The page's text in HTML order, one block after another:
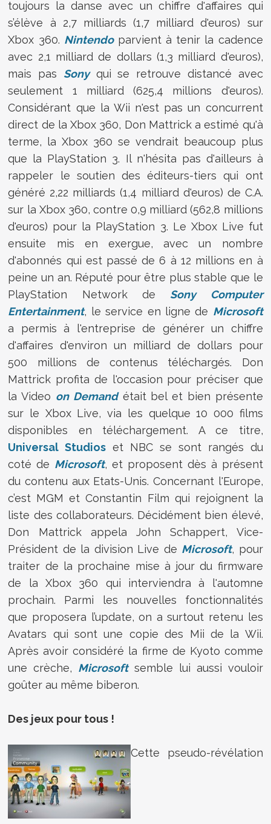
toujours la danse avec un chiffre d'affaires qui
s’élève à 2,7 milliards (1,7 milliard d'euros) sur
Xbox 360. Nintendoparvient à tenir la cadence
avec 2,1 milliard de dollars (1,3 milliard d'euros),
mais pas Sonyqui se retrouve distancé avec
seulement 1 milliard (625,4 millions d'euros).
Considérant que la Wii n'est pas un concurrent
direct de la Xbox 360, Don Mattrick a estimé qu'à
terme, la Xbox 360 se vendrait beaucoup plus
que la PlayStation 3. Il n'hésita pas d'ailleurs à
rappeler le soutien des éditeurs-tiers qui ont
généré 2,22 milliards (1,4 milliard d'euros) de C.A.
sur la Xbox 360, contre 0,9 milliard (562,8 millions
d'euros) pour la PlayStation 3. Le Xbox Live fut
ensuite mis en exergue, avec un nombre
d'abonnés qui est passé de 6 à 12 millions en à
peine un an. Réputé pour être plus stable que le
PlayStation Network de Sony Computer
Entertainment, le service en ligne de Microsoft
a permis à l'entreprise de générer un chiffre
d'affaires d'environ un milliard de dollars pour
500 millions de contenus téléchargés. Don
Mattrick profita de l'occasion pour préciser que
la Video on Demandétait bel et bien présente
sur le Xbox Live, via les quelque 10 000 films
disponibles en téléchargement. A ce titre,
Universal Studios et NBC se sont rangés du
coté de Microsoft, et proposent dès à présent
du contenu aux Etats-Unis. Concernant l'Europe,
c’est MGM et Constantin Film qui rejoignent la
liste des collaborateurs. Décidément bien élevé,
Don Mattrick appela John Schappert, Vice-
Président de la division Live de Microsoft, pour
traiter de la prochaine mise à jour du firmware
de la Xbox 360 qui interviendra à l'automne
prochain. Parmi les nouvelles fonctionnalités
que proposera l’update, on a surtout retenu les
Avatars qui sont une copie des Mii de la Wii.
Après avoir considéré la firme de Kyoto comme
une crèche, Microsoftsemble lui aussi vouloir
goûter au même biberon.
Des jeux pour tous !
Cette pseudo-révélation